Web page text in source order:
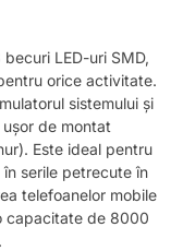
LED-uri SMD,
orice activitate.
sistemului și
de montat
Este ideal pentru
serile petrecute în
telefoanelor mobile
capacitate de 8000